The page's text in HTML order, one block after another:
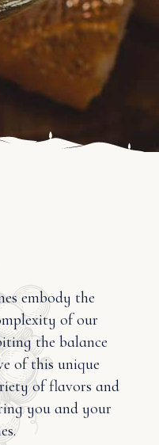
embody the
of our
the balance
of this unique
of flavors and
you and your